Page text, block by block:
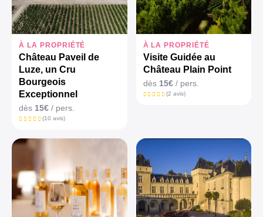
À LA PROPRIÉTÉ
Château Paveil de
Luze, un Cru
Bourgeois
Exceptionnel
dès 15€ / pers.
(10 avis)
À LA PROPRIÉTÉ
Visite Guidée au
Château Plain Point
dès 15€/ pers.
(2 avis)